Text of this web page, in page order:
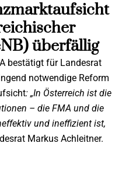
überfällig
bestätigt für Landesrat
notwendige Reform
: „In Österreich ist die
– die FMA und die
und ineffizient ist,
Markus Achleitner.